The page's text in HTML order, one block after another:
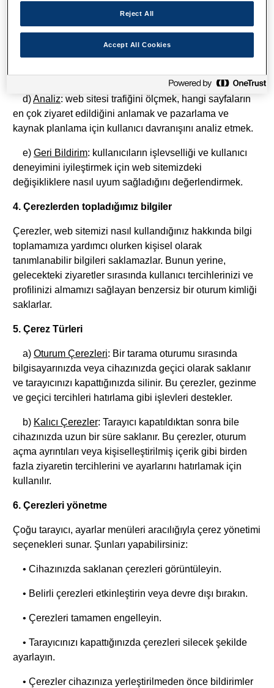
b)
tarama tercihlerinizi (ör. dil, metin boyutu, sayfa düzeni
veya renk tercihleri) saklamak.
c)Reklamcılık: ilgi alanlarınıza uygun reklamları
görüntülemek için veri toplamak.
d)Analiz: web sitesi trafiğini ölçmek, hangi sayfaların
en çok ziyaret edildiğini anlamak ve pazarlama ve
kaynak planlama için kullanıcı davranışını analiz etmek.
e) Geri Bildirim: kullanıcıların işlevselliği ve kullanıcı
deneyimini iyileştirmek için web sitemizdeki
değişikliklere nasıl uyum sağladığını değerlendirmek.
4. Çerezlerden topladığımız bilgiler
Çerezler, web sitemizi nasıl kullandığınız hakkında bilgi
toplamamıza yardımcı olurken kişisel olarak
tanımlanabilir bilgileri saklamazlar. Bunun yerine,
gelecekteki ziyaretler sırasında kullanıcı tercihlerinizi ve
profilinizi almamızı sağlayan benzersiz bir oturum kimliği
saklarlar.
5. Çerez Türleri
a) Oturum Çerezleri: Bir tarama oturumu sırasında
bilgisayarınızda veya cihazınızda geçici olarak saklanır
ve tarayıcınızı kapattığınızda silinir. Bu çerezler, gezinme
ve geçici tercihleri hatırlama gibi işlevleri destekler.
b) Kalıcı Çerezler: Tarayıcı kapatıldıktan sonra bile
cihazınızda uzun bir süre saklanır. Bu çerezler, oturum
açma ayrıntıları veya kişiselleştirilmiş içerik gibi birden
fazla ziyaretin tercihlerini ve ayarlarını hatırlamak için
kullanılır.
6. Çerezleri yönetme
Çoğu tarayıcı, ayarlar menüleri aracılığıyla çerez yönetimi
seçenekleri sunar. Şunları yapabilirsiniz:
• Cihazınızda saklanan çerezleri görüntüleyin.
• Belirli çerezleri etkinleştirin veya devre dışı bırakın.
• Çerezleri tamamen engelleyin.
• Tarayıcınızı kapattığınızda çerezleri silecek şekilde
ayarlayın.
• Çerezler cihazınıza yerleştirilmeden önce bildirimler
Reject All
Accept All Cookies